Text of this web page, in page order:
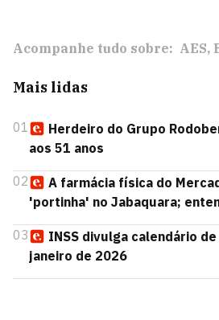
Acompanhe tudo sobre: AES
Mais lidas
01
Herdeiro do Grupo
aos 51 anos
02
A farmácia física do
'portinha' no Jabaquara;
03
INSS divulga calendário
janeiro de 2026